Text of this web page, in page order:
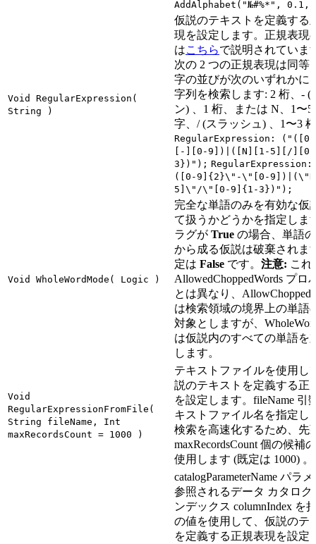
AddAlphabet("№#%*", 0.1,
Void RegularExpression(
String )
仮説のテキストを定義する
現を設定します。正規表現
はこちらで説明されていま
次の 2 つの正規表現は同等
字の並びが次のいずれかに
字列を検索します: 2 桁、- (
ン) 、1 桁、または N、1〜5
字、/ (スラッシュ) 、1〜3
RegularExpression:
[-][0-9])|([N][1-5][/][0-
3})");
([0-9]{2}\"-\"[0-
5]\"/\"[0-9]{1-3})");
Void WholeWordMode( Logic )
完全な単語のみを有効な仮
て扱うかどうかを指定しま
ラグが True の場合、単語
から成る仮説は破棄されま
定は False です。 注意: これ
AllowedChoppedWords プロ
とは異なり、
は検索領域の境界上の単語
対象としますが、
は仮説内のすべての単語を
します。
Void
RegularExpressionFromFile(
String fileName, Int
maxRecordsCount = 1000 )
テキストファイルを使用し
説のテキストを定義する正
を設定します。fileName 引
キストファイル名を指定し
検索を高速化するため、先
maxRecordsCount 個の候補
使用します (既定は 1000) 。
catalogParameterName パラ
参照されるデータ カタログ
ンデックス columnIndex を
の値を使用して、仮説のテ
を定義する正規表現を設定